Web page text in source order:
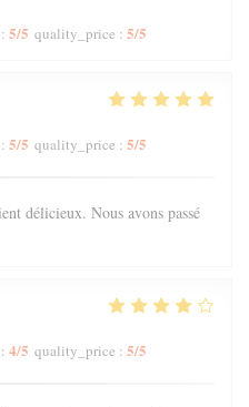
: 5/5 quality_price : 5/5
: 5/5 quality_price : 5/5
délicieux. Nous avons passé
: 4/5 quality_price : 5/5